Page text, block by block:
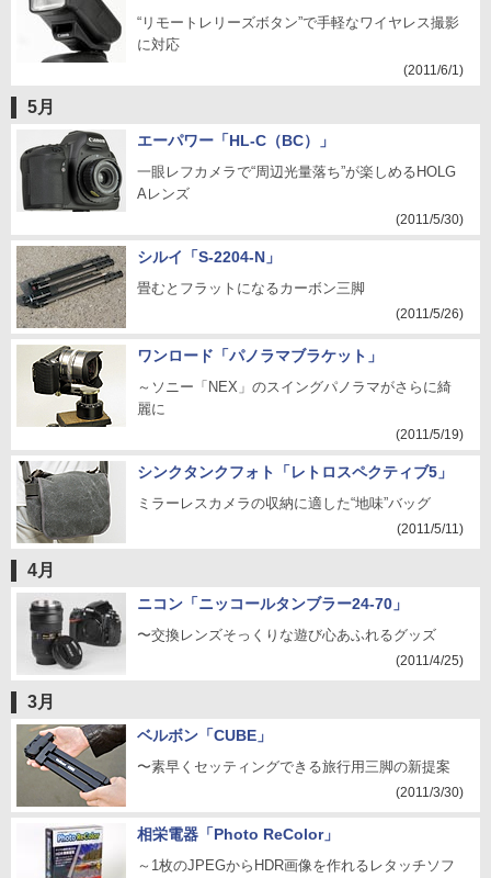
“リモートレリーズボタン”で手軽なワイヤレス撮影
に対応
(2011/6/1)
5月
エーパワー「HL-C（BC）」
一眼レフカメラで“周辺光量落ち”が楽しめるHOLG
Aレンズ
(2011/5/30)
シルイ「S-2204-N」
畳むとフラットになるカーボン三脚
(2011/5/26)
ワンロード「パノラマブラケット」
～ソニー「NEX」のスイングパノラマがさらに綺
麗に
(2011/5/19)
シンクタンクフォト「レトロスペクティブ5」
ミラーレスカメラの収納に適した“地味”バッグ
(2011/5/11)
4月
ニコン「ニッコールタンブラー24-70」
〜交換レンズそっくりな遊び心あふれるグッズ
(2011/4/25)
3月
ベルボン「CUBE」
〜素早くセッティングできる旅行用三脚の新提案
(2011/3/30)
相栄電器「Photo ReColor」
～1枚のJPEGからHDR画像を作れるレタッチソフ